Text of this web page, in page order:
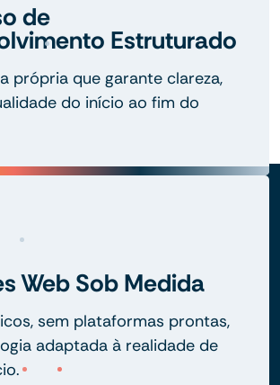
de
Estruturado
própria que garante clareza,
do início ao fim do
Web Sob Medida
sem plataformas prontas,
adaptada à realidade de